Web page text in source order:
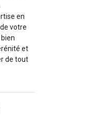
en
votre
et
de tout